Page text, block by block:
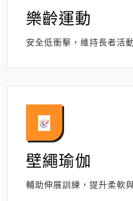
壁繩瑜伽
輔助伸展訓練，提升柔軟
樂齡運動
安全低衝擊，維持長者活